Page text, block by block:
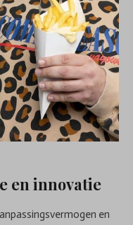
en innovatie
en